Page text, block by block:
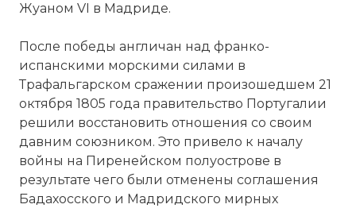
Жуаном VI в Мадриде.
После победы англичан над франко-
испанскими морскими силами в
Трафальгарском сражении произошедшем 21
октября 1805 года правительство Португалии
решили восстановить отношения со своим
давним союзником. Это привело к началу
войны на Пиренейском полуострове в
результате чего были отменены соглашения
Бадахосского и Мадридского мирных
Мануэль Годой, маркиз Альварес де
Фариа, герцог
Алькудия (12 мая 1767, Бадахос — 7
октября 1851, Париж) — испанский
государственный
деятель, фаворит королевы Марии
Луизы и друг короля Карла IV. Имел